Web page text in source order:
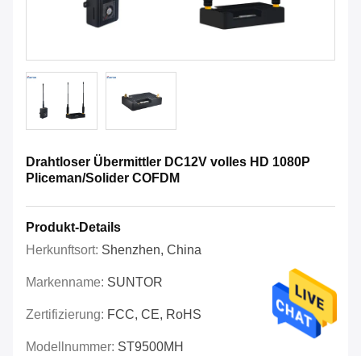
Drahtloser Übermittler DC12V volles HD 1080P
Pliceman/Solider COFDM
Produkt-Details
Herkunftsort: Shenzhen, China
Markenname: SUNTOR
Zertifizierung: FCC, CE, RoHS
Modellnummer: ST9500MH